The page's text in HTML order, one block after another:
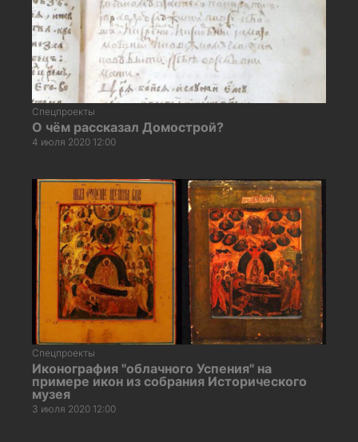
Спецпроекты
О чём рассказал Домострой?
4 июля 2020 12:00
Спецпроекты
Иконография "облачного Успения" на
примере икон из собрания Исторического
музея
3 июля 2020 12:00